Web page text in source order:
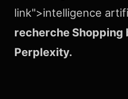
link">intelligence
recherche Shopping
Perplexity.